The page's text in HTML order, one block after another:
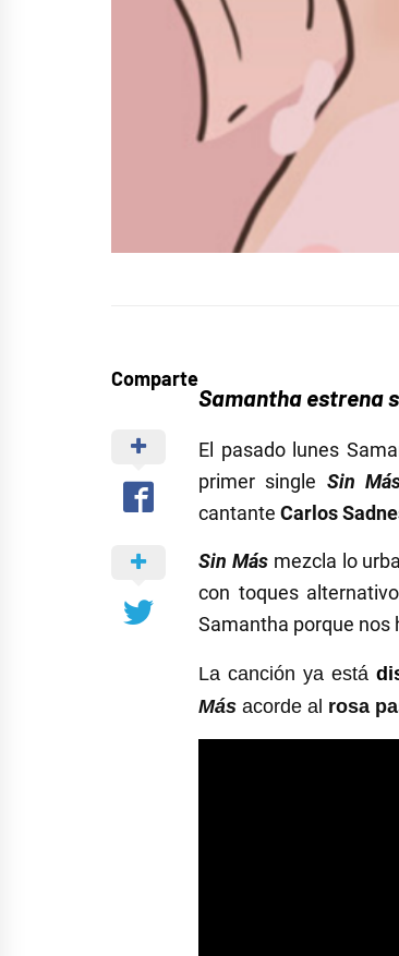
Comparte
Samantha estrena
El pasado lunes
primer single Sin
cantante Carlos
Sin Másmezcla lo
con toques
Samantha porque nos
La canción ya está
Más acorde al rosa